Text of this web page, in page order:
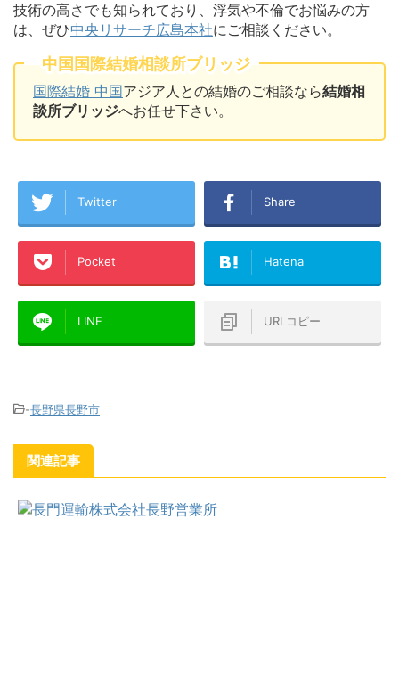
技術の高さでも知られており、浮気や不倫でお悩みの方
は、ぜひ中央リサーチ広島本社にご相談ください。
中国国際結婚相談所ブリッジ
国際結婚 中国アジア人との結婚のご相談なら結婚相
談所ブリッジへお任せ下さい。
Twitter Share
Pocket Hatena
LINE URLコピー
-長野県長野市
関連記事